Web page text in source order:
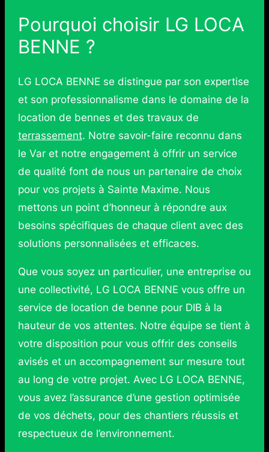
Pourquoi choisir LG LOCA
BENNE ?
LG LOCA BENNE se distingue par son expertise
et son professionnalisme dans le domaine de la
location de bennes et des travaux de
terrassement. Notre savoir-faire reconnu dans
le Var et notre engagement à offrir un service
de qualité font de nous un partenaire de choix
pour vos projets à Sainte Maxime. Nous
mettons un point d’honneur à répondre aux
besoins spécifiques de chaque client avec des
solutions personnalisées et efficaces.
Que vous soyez un particulier, une entreprise ou
une collectivité, LG LOCA BENNE vous offre un
service de location de benne pour DIB à la
hauteur de vos attentes. Notre équipe se tient à
votre disposition pour vous offrir des conseils
avisés et un accompagnement sur mesure tout
au long de votre projet. Avec LG LOCA BENNE,
vous avez l’assurance d’une gestion optimisée
de vos déchets, pour des chantiers réussis et
respectueux de l’environnement.